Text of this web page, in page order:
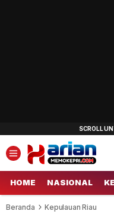
HOME NASIONAL
Beranda Kepulauan Riau